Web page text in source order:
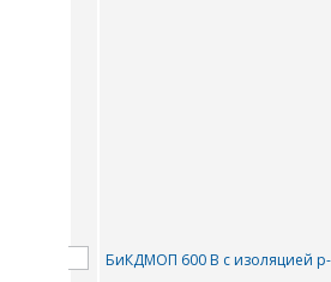
БиКДМОП 600 В с изоляцией